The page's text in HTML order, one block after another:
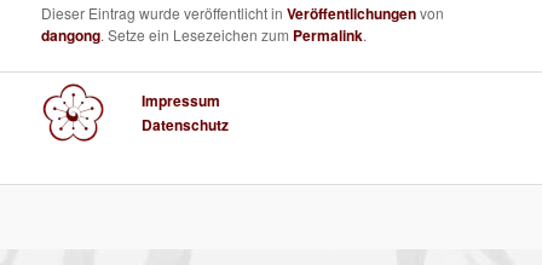
Dieser Eintrag wurde veröffentlicht inVeröffentlichungenvon
dangong. Setze ein Lesezeichen zum Permalink.
Impressum
Datenschutz